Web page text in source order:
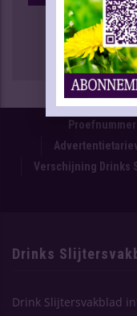
Proefnummer
Verschijning Drinks
Drinks
Drink Slijtersvakblad